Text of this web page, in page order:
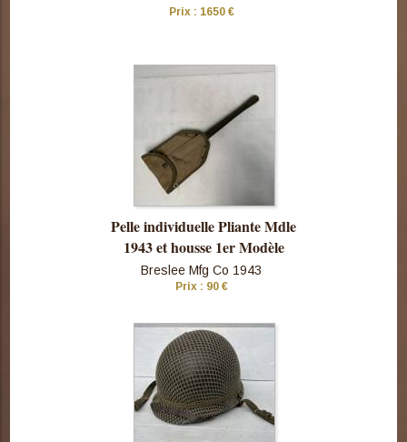
cette pièce
Prix : 1650 €
cette pièce
Pelle individuelle Pliante Mdle
1943 et housse 1er Modèle
Breslee Mfg Co 1943
Prix : 90 €